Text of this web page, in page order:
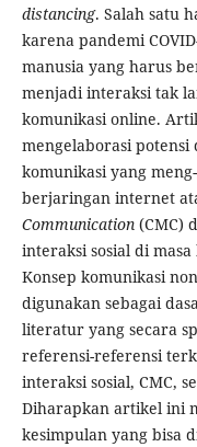
distancing. Salah satu
karena pandemi
manusia yang harus
menjadi interaksi tak
komunikasi online.
mengelaborasi
komunikasi yang
berjaringan internet
Communication(CMC)
interaksi sosial di
Konsep komunikasi
digunakan sebagai
literatur yang secara
referensi-referensi
interaksi sosial, CMC,
Diharapkan artikel ini
kesimpulan yang bisa